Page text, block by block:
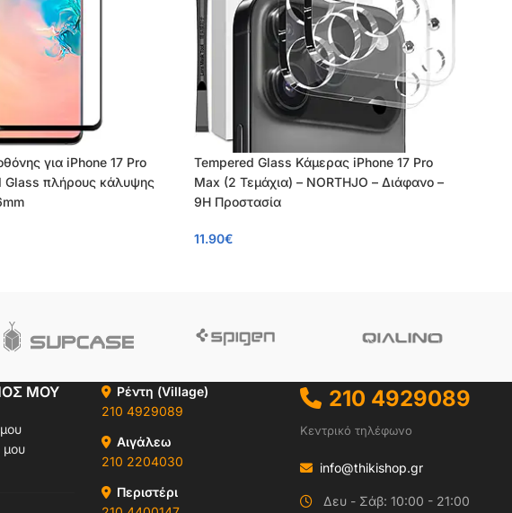
για iPhone 17 Pro
Glass πλήρους κάλυψης
Tempered Glass Κάμερας iPhone 17 Pro
Max (2 Τεμάχια) – NORTHJO – Διάφανο –
9H Προστασία
11.90€
ΜΟΥ
μου
Ρέντη (Village)
210 4929089
Αιγάλεω
210 2204030
Περιστέρι
210 4929089
Κεντρικό τηλέφωνο
info@thikishop.gr
Δευ - Σάβ: 10:00 - 21:00